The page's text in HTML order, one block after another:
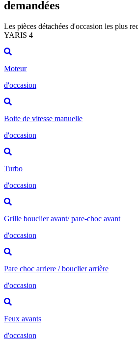
demandées
Les pièces détachées d'occasion les plus
YARIS 4
Moteur
d'occasion
Boite de vitesse manuelle
d'occasion
Turbo
d'occasion
Grille bouclier avant/ pare-choc avant
d'occasion
Pare choc arriere / bouclier arrière
d'occasion
Feux avants
d'occasion